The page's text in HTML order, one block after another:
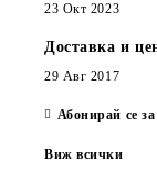
23 Окт 2023
Доставка и
29 Авг 2017
Абонирай се
Виж всички